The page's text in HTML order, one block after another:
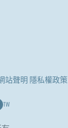
站聲明 隱私權政策
TW